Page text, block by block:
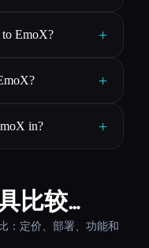
to EmoX? +
+
in? +
比较…
：定价、部署、功能和